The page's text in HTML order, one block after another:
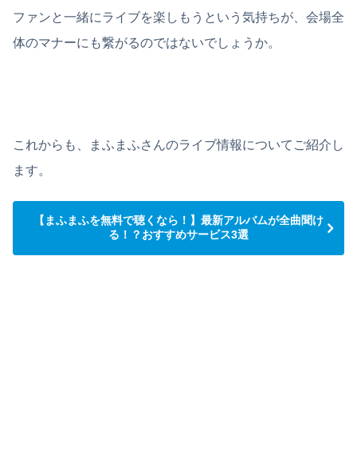
ファンと一緒にライブを楽しもうという気持ちが、会場全
体のマナーにも繋がるのではないでしょうか。
これからも、まふまふさんのライブ情報についてご紹介し
ます。
【まふまふを無料で聴くなら！】最新アルバムが全曲聞け
る！？おすすめサービス3選